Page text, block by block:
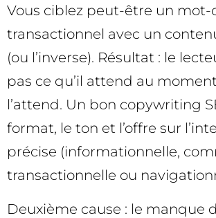
Vous ciblez peut-être un mot-
transactionnel avec un
(ou l’inverse). Résultat : le
pas ce qu’il attend au
l’attend. Un bon copywriting
format, le ton et l’offre sur
précise (informationnelle,
transactionnelle ou
Deuxième cause : le manque